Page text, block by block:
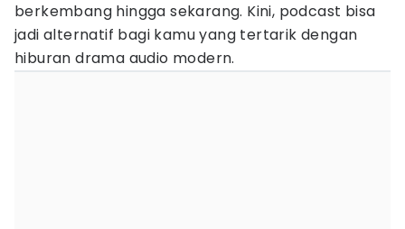
berkembang hingga sekarang. Kini, podcast bisa
jadi alternatif bagi kamu yang tertarik dengan
hiburan drama audio modern.